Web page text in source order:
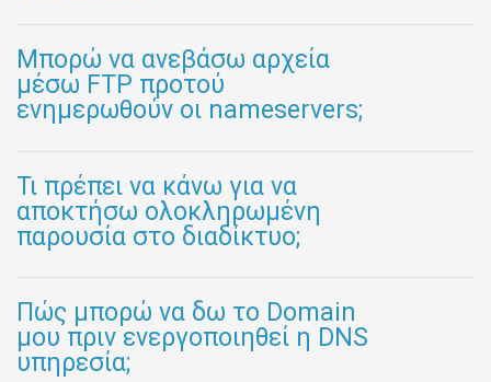
Μπορώ να ανεβάσω αρχεία
μέσω FTP προτού
ενημερωθούν οι nameservers;
Τι πρέπει να κάνω για να
αποκτήσω ολοκληρωμένη
παρουσία στο διαδίκτυο;
Πώς μπορώ να δω το Domain
μου πριν ενεργοποιηθεί η DNS
υπηρεσία;